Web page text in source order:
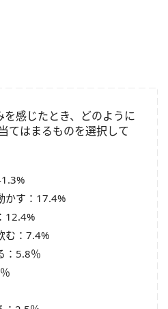
感じたとき、どのように
てはまるものを選択して
かす：17.4%
12.4%
む：7.4%
：5.8％